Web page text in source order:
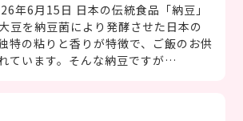
年6月15日 日本の伝統食品「納豆」
豆を納豆菌により発酵させた日本の
特の粘りと香りが特徴で、ご飯のお供
ています。そんな納豆ですが…